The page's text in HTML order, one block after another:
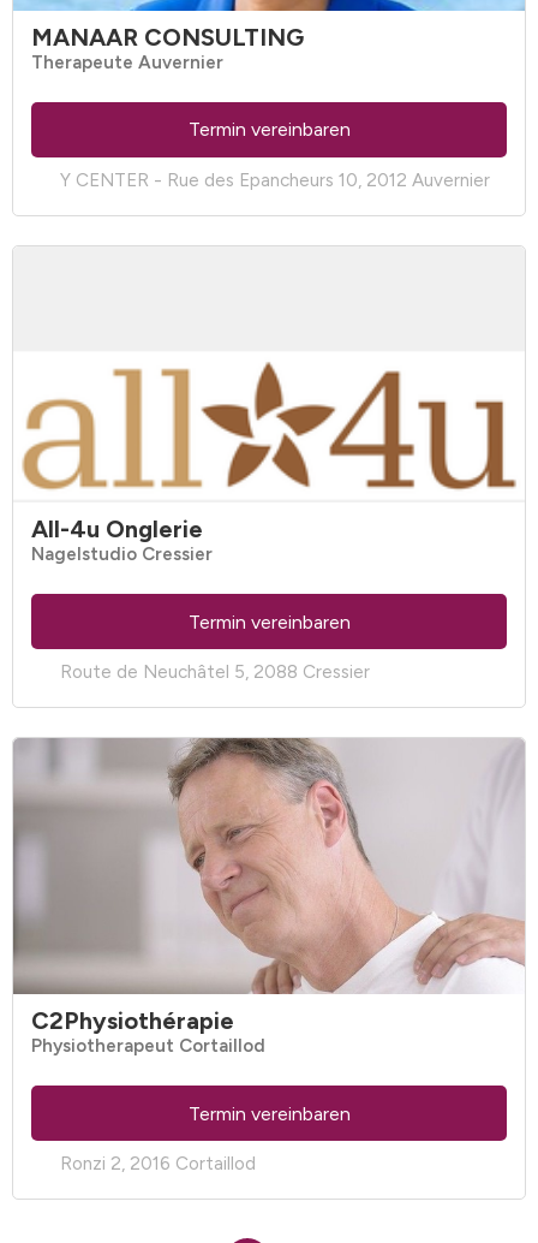
MANAAR CONSULTING
Therapeute Auvernier
Y CENTER - Rue des Epancheurs 10, 2012 Auvernier
Termin vereinbaren
All-4u Onglerie
Nagelstudio Cressier
Route de Neuchâtel 5, 2088 Cressier
Termin vereinbaren
C2Physiothérapie
Physiotherapeut Cortaillod
Ronzi 2, 2016 Cortaillod
Termin vereinbaren